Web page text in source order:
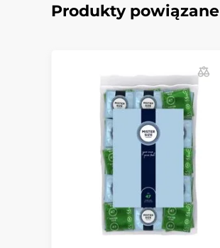
Produkty powiązane